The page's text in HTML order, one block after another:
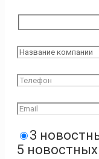
3
5